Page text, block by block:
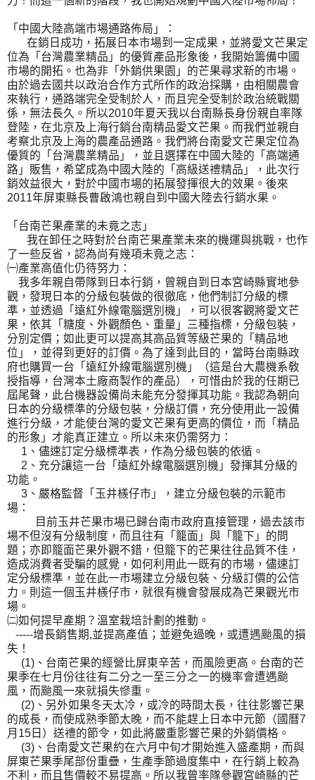
「中國大陸高端市場通路佈局」：
在銷日成功，拓展日本市場到一定成果，並將愛文芒果定
位為「台灣農業精品」的優質產品形象後，我開始籌備中國
市場的開拓。也為非「外銷供果園」的芒果尋求新的市場。
由於過去國共以政治合作方式所作的政治採購，由相關農會
來執行，通路端完全受制於人，而且完全受制於政治統戰關
係，無法長久。所以2010年夏天我以台南縣長身份親自率隊
登陸，在北京及上海行銷台南精品愛文芒果。而我們並親自
考察北京及上海的農產品通路。我們將台南愛文芒果定位為
優質的「台灣農業精品」，並且選擇在中國大陸的「高端通
路」販售，希望成為中國大陸的「高級送禮精品」，此次行
銷效益很大，對於中國市場的拓展發揮很大的效果。後來
2011年屏東縣長曹啟鴻也親自到中國大陸去行銷水果。
「台南芒果產業的未竟之志」
我在卸任之時對於台南芒果產業未來的機運與挑戰，也作
了一些反省，認為尚有幾項未竟之志：
㈠產業高值化仍待努力：
我多年親自帶隊到日本行銷，曾親自到日本宮崎縣實地參
觀，發現日本的分級包裝做的很徹底，他們制訂分級的標
準，並透過「遠紅外線電腦選別機」，可以很客觀將愛文芒
果，依其「糖度、外觀顏色、重量」三種指標，分級包裝，
分別定價；如此更可以提高其高品質等級芒果的「精品地
位」，並得到更好的訂價。為了達到此目的，當時台南縣政
府也購買一台「遠紅外線電腦選別機」（這是台大農機系敎
授指導，台灣本土廠商製作的產品），可惜由於我的任期已
屆尾聲，此台機器設備尚未能充分發揮其功能。我認為朝向
日本的分級標準的分級包裝，分級訂價，充分使用此一設備
進行分級，才能使台灣的愛文芒果有更高的價位，而「精品
的形象」才能真正建立。所以未來仍需努力：
1、儘速訂定分級標準表，作為分級包裝的依循。
2、充分讓這一台「遠紅外線電腦選別機」發揮其分級的
功能。
3、嚴格監督「玉井檨仔市」，建立分級包裝的示範市
場：
目前玉井芒果市場已歸台南市政府直接管理，過去該市
場不但沒有分級制度，而且往有「籠面」與「籠下」的問
題；亦即籠面芒果外觀不錯，但籠下的芒果往往品質不佳，
造成消費者受騙的感覺，如何利用此一既有的市場，儘速訂
定分級標準，並在此一市場建立分級包裝、分級訂價的公信
力。則這一個玉井檨仔市，就很有機會發展成為芒果觀光市
場。
㈡如何提早產期？溫室栽培計劃的推動。
-----增長銷售期,並提高產值；並避免過晚，或遭遇颱風的損
失！
(1)、台南芒果的經營比屏東辛苦，而風險更高。台南的芒
果季在七月份往往有二分之一至三分之一的機率會遭遇颱
風，而颱風一來就損失慘重。
(2)、另外如果冬天太冷，或冷的時間太長，往往影響芒果
的成長，而使成熟季節太晚，而不能趕上日本中元節（國曆7
月15日）送禮的節令，如此將嚴重影響芒果的外銷價格。
(3)、台南愛文芒果約在六月中旬才開始進入盛產期，而與
屏東芒果季尾部份重疊，生產季節過度集中，在行銷上較為
不利，而且售價較不易提高。所以我曾率隊參觀宮崎縣的芒